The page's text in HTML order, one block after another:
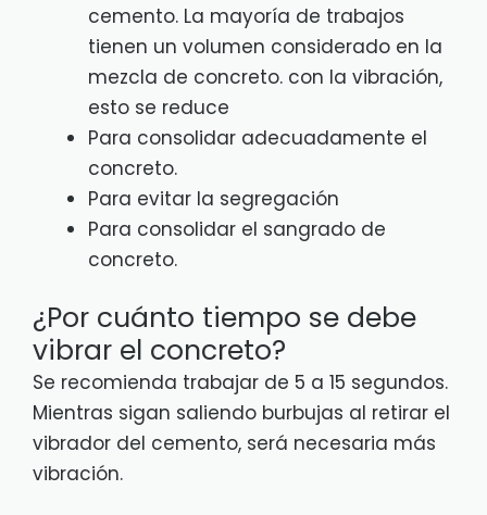
cemento. La mayoría de trabajos
tienen un volumen considerado en la
mezcla de concreto. con la vibración,
esto se reduce
Para consolidar adecuadamente el
concreto.
Para evitar la segregación
Para consolidar el sangrado de
concreto.
¿Por cuánto tiempo se debe
vibrar el concreto?
Se recomienda trabajar de 5 a 15 segundos.
Mientras sigan saliendo burbujas al retirar el
vibrador del cemento, será necesaria más
vibración.